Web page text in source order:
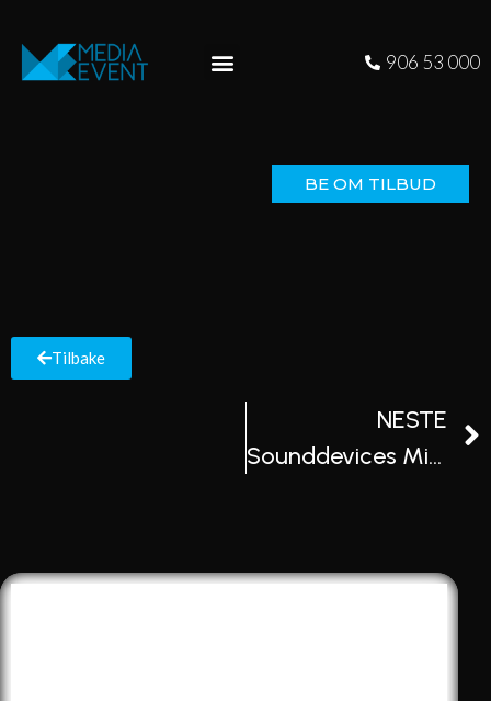
906 53 000
BE OM TILBUD
Tilbake
NESTE
Sounddevices MixPre 6 II